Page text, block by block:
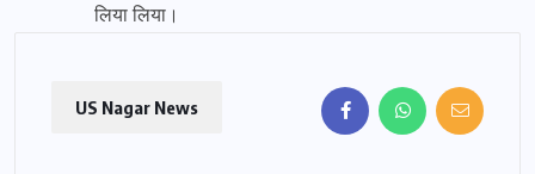
लिया लिया।
US Nagar News